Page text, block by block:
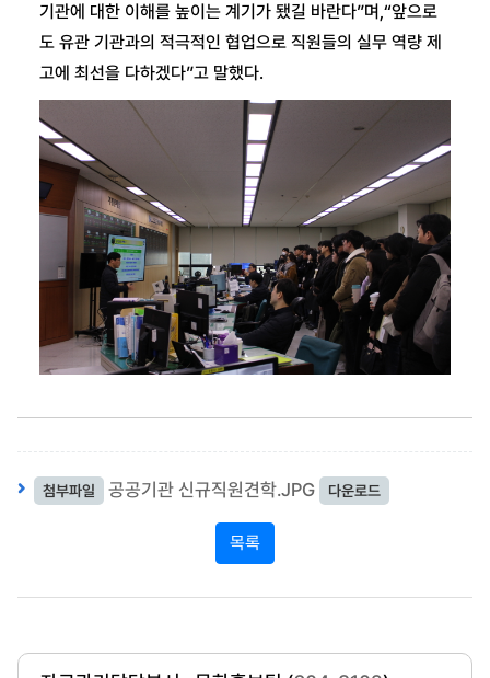
기관에 대한 이해를 높이는 계기가 됐길 바란다”며,“앞으로
도 유관 기관과의 적극적인 협업으로 직원들의 실무 역량 제
고에 최선을 다하겠다”고 말했다.
첨부파일 공공기관 신규직원견학.JPG 다운로드
목록